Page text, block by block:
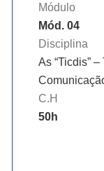
Módulo
Mód. 04
Disciplina
As “Ticdis”
C.H
50h